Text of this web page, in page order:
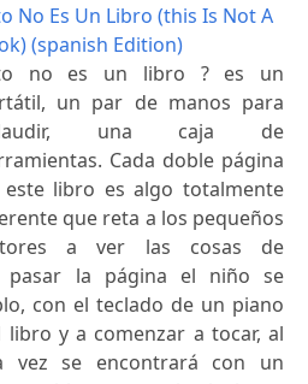
No Es Un Libro (this Is Not A
(spanish Edition)
no es un libro ? es un
un par de manos para
una caja de
Cada doble página
este libro es algo totalmente
que reta a los pequeños
a ver las cosas de
pasar la página el niño se
con el teclado de un piano
y a comenzar a tocar, al
vez se encontrará con un